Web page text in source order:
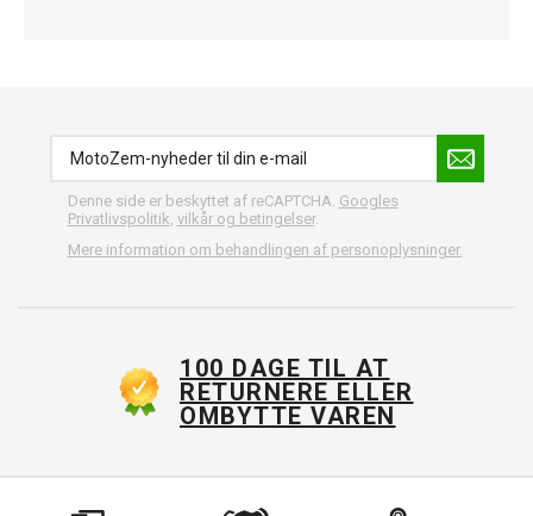
Denne side er beskyttet af reCAPTCHA. Googles
Privatlivspolitik vilkår og betingelser.
Mere information om behandlingen af personoplysninger.
100 DAGE TIL AT
RETURNERE ELLER
OMBYTTE VAREN